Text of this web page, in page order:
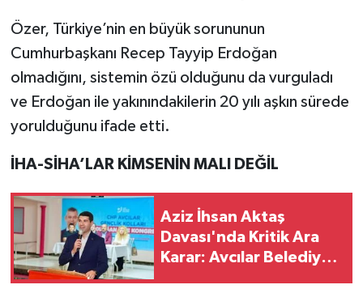
Özer, Türkiye’nin en büyük sorununun
Cumhurbaşkanı Recep Tayyip Erdoğan
olmadığını, sistemin özü olduğunu da vurguladı
ve Erdoğan ile yakınındakilerin 20 yılı aşkın sürede
yorulduğunu ifade etti.
İHA-SİHA’LAR KİMSENİN MALI DEĞİL
Aziz İhsan Aktaş
Davası'nda Kritik Ara
Karar: Avcılar Belediye